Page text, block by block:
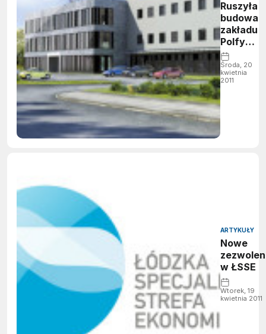
Ruszyła
budowa
zakładu
Polfy
Łódź
Środa, 20
kwietnia
2011
ARTYKUŁY
Nowe
w ŁSSE
Wtorek, 19
kwietnia 2011